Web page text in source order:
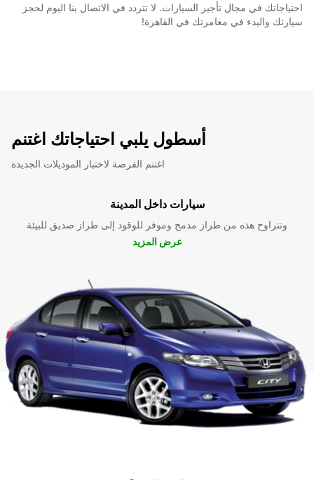
احتياجاتك في مجال تأجير السيارات. لا تتردد في الاتصال بنا اليوم لحجز
سيارتك والبدء في مغامرتك في القاهرة!
أسطول يلبي احتياجاتك اغتنم
اغتنم الفرصة لاختبار الموديلات الجديدة
سيارات داخل المدينة
وتتراوح هذه من طراز مدمج وموفر للوقود إلى طراز صديق للبيئة
عرض المزيد